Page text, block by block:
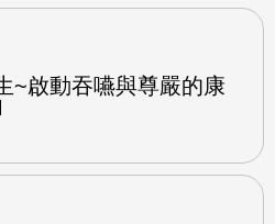
~啟動吞嚥與尊嚴的康